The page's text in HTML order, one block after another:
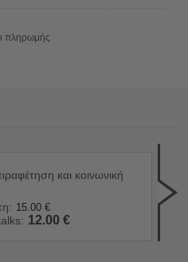
πληρωμής
και κοινωνική
15.00 €
12.00 €